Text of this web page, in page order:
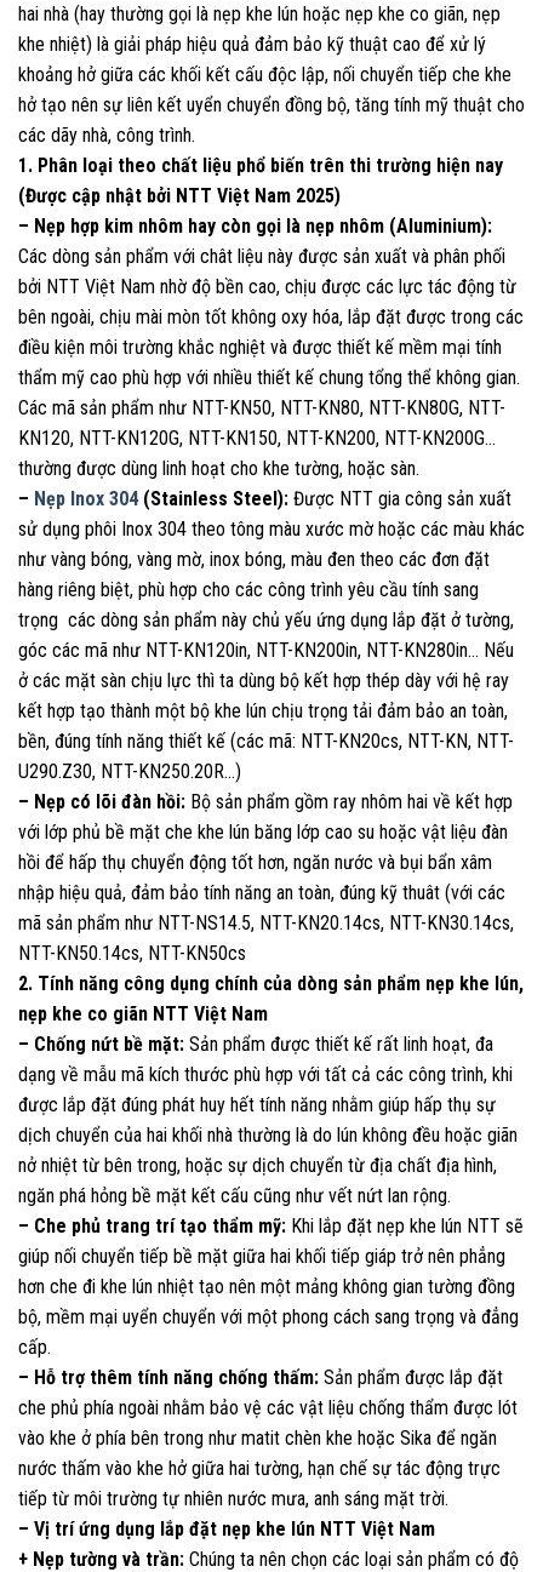
hai nhà (hay thường gọi là nẹp khe lún hoặc nẹp khe co giãn, nẹp
khe nhiệt) là giải pháp hiệu quả đảm bảo kỹ thuật cao để xử lý
khoảng hở giữa các khối kết cấu độc lập, nối chuyển tiếp che khe
hở tạo nên sự liên kết uyển chuyển đồng bộ, tăng tính mỹ thuật cho
các dãy nhà, công trình.
1. Phân loại theo chất liệu phổ biến trên thi trường hiện nay
(Được cập nhật bởi NTT Việt Nam 2025)
– Nẹp hợp kim nhôm hay còn gọi là nẹp nhôm (Aluminium):
Các dòng sản phẩm với chât liệu này được sản xuất và phân phối
bởi NTT Việt Nam nhờ độ bền cao, chịu được các lực tác động từ
bên ngoài, chịu mài mòn tốt không oxy hóa, lắp đặt được trong các
điều kiện môi trường khắc nghiệt và được thiết kế mềm mại tính
thẩm mỹ cao phù hợp với nhiều thiết kế chung tổng thể không gian.
Các mã sản phẩm như NTT-KN50, NTT-KN80, NTT-KN80G, NTT-
KN120, NTT-KN120G, NTT-KN150, NTT-KN200, NTT-KN200G…
thường được dùng linh hoạt cho khe tường, hoặc sàn.
– Nẹp Inox 304(Stainless Steel): Được NTT gia công sản xuất
sử dụng phôi Inox 304 theo tông màu xước mờ hoặc các màu khác
như vàng bóng, vàng mờ, inox bóng, màu đen theo các đơn đặt
hàng riêng biệt, phù hợp cho các công trình yêu cầu tính sang
trọng các dòng sản phẩm này chủ yếu ứng dụng lắp đặt ở tường,
góc các mã như NTT-KN120in, NTT-KN200in, NTT-KN280in… Nếu
ở các mặt sàn chịu lực thì ta dùng bộ kết hợp thép dày với hệ ray
kết hợp tạo thành một bộ khe lún chịu trọng tải đảm bảo an toàn,
bền, đúng tính năng thiết kế (các mã: NTT-KN20cs, NTT-KN, NTT-
U290.Z30, NTT-KN250.20R…)
– Nẹp có lõi đàn hồi: Bộ sản phẩm gồm ray nhôm hai về kết hợp
với lớp phủ bề mặt che khe lún băng lớp cao su hoặc vật liệu đàn
hồi để hấp thụ chuyển động tốt hơn, ngăn nước và bụi bẩn xâm
nhập hiệu quả, đảm bảo tính năng an toàn, đúng kỹ thuât (với các
mã sản phẩm như NTT-NS14.5, NTT-KN20.14cs, NTT-KN30.14cs,
NTT-KN50.14cs, NTT-KN50cs
2. Tính năng công dụng chính của dòng sản phẩm nẹp khe lún,
nẹp khe co giãn NTT Việt Nam
– Chống nứt bề mặt: Sản phẩm được thiết kế rất linh hoạt, đa
dạng về mẫu mã kích thước phù hợp với tất cả các công trình, khi
được lắp đặt đúng phát huy hết tính năng nhằm giúp hấp thụ sự
dịch chuyển của hai khối nhà thường là do lún không đều hoặc giãn
nở nhiệt từ bên trong, hoặc sự dịch chuyển từ địa chất địa hình,
ngăn phá hỏng bề mặt kết cấu cũng như vết nứt lan rộng.
– Che phủ trang trí tạo thẩm mỹ: Khi lắp đặt nẹp khe lún NTT sẽ
giúp nối chuyển tiếp bề mặt giữa hai khối tiếp giáp trở nên phẳng
hơn che đi khe lún nhiệt tạo nên một mảng không gian tường đồng
bộ, mềm mại uyển chuyển với một phong cách sang trọng và đẳng
cấp.
– Hỗ trợ thêm tính năng chống thấm: Sản phẩm được lắp đặt
che phủ phía ngoài nhằm bảo vệ các vật liệu chống thẩm được lót
vào khe ở phía bên trong như matit chèn khe hoặc Sika để ngăn
nước thấm vào khe hở giữa hai tường, hạn chế sự tác động trực
tiếp từ môi trường tự nhiên nước mưa, anh sáng mặt trời.
– Vị trí ứng dụng lắp đặt nẹp khe lún NTT Việt Nam
+ Nẹp tường và trần: Chúng ta nên chọn các loại sản phẩm có độ